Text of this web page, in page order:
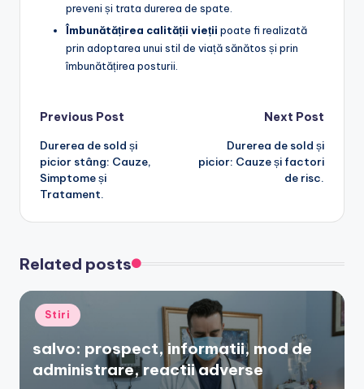
preveni și trata durerea de spate.
Îmbunătățirea calității vieții poate fi realizată
prin adoptarea unui stil de viață sănătos și prin
îmbunătățirea posturii.
Post
navigation
Previous Post
Durerea de sold și
picior stâng: Cauze,
Simptome și
Tratament.
Next Post
Durerea de sold și
picior: Cauze și factori
de risc.
Related posts
Posted
in
Stiri
salvo: prospect, informatii, mod de
administrare, reactii adverse